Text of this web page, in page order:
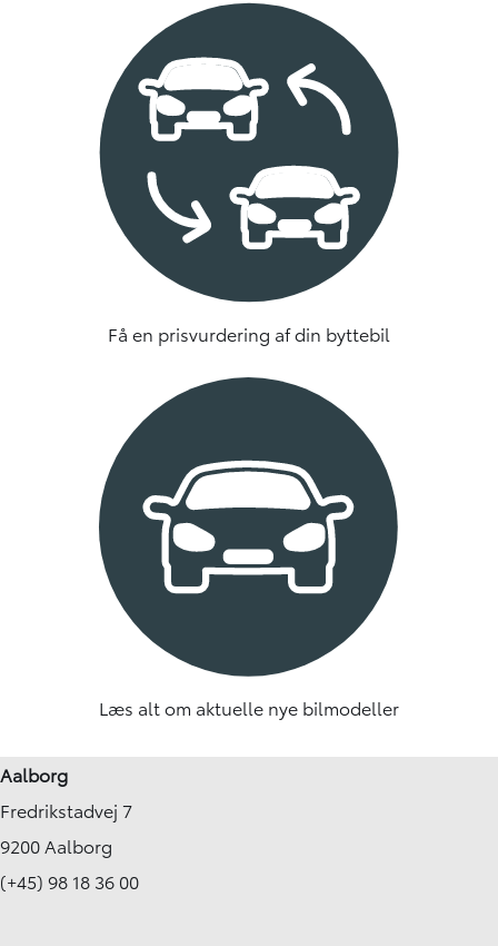
Få en prisvurdering af din byttebil
Læs alt om aktuelle nye bilmodeller
Aalborg
Fredrikstadvej 7
9200 Aalborg
(+45) 98 18 36 00